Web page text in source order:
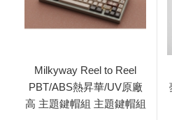
Milkyway Reel to Reel
PBT/ABS熱昇華/UV原廠
高 主題鍵帽組 主題鍵帽組